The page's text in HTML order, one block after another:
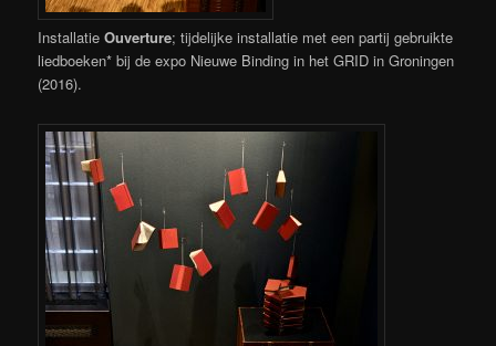
InstallatieOuverture; tijdelijke installatie met een partij gebruikte
liedboeken* bij de expo Nieuwe Binding in het GRID in Groningen
(2016).